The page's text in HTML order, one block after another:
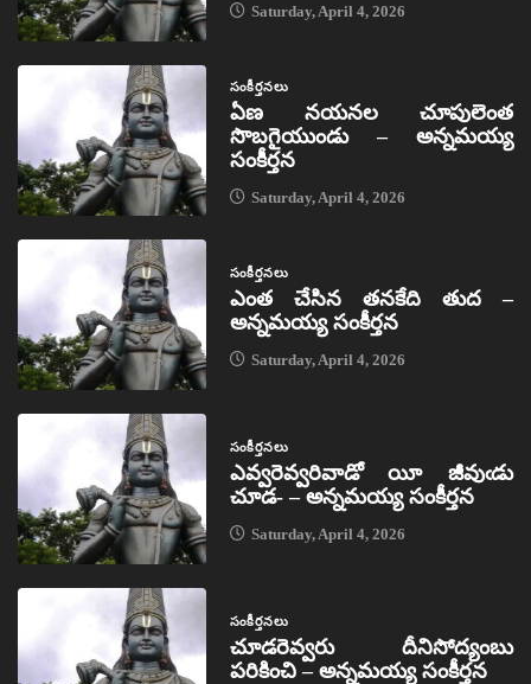
Saturday, April 4, 2026
సంకీర్తనలు
ఏణ నయనల చూపులెంత
సొబగైయుండు – అన్నమయ్య
సంకీర్తన
Saturday, April 4, 2026
సంకీర్తనలు
ఎంత చేసిన తనకేది తుద –
అన్నమయ్య సంకీర్తన
Saturday, April 4, 2026
సంకీర్తనలు
ఎవ్వరెవ్వరివాడో యీ జీవుఁడు
చూడ- – అన్నమయ్య సంకీర్తన
Saturday, April 4, 2026
సంకీర్తనలు
చూడరెవ్వరు దీనిసోద్యంబు
పరికించి – అన్నమయ్య సంకీర్తన